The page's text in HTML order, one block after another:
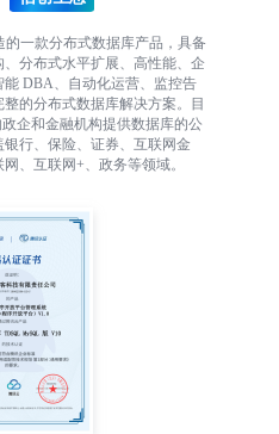
一款分布式数据库产品，具备
分布式水平扩展、高性能、企
DBA、自动化运营、监控告
的分布式数据库解决方案。目
企和金融机构提供数据库的公
行、保险、证券、互联网金
、互联网+、政务等领域。